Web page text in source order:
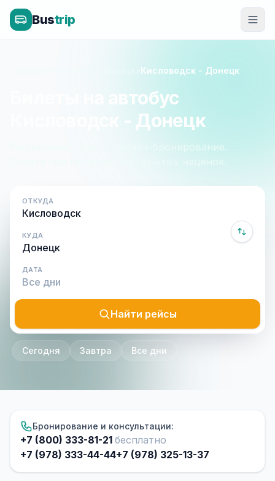
Bustrip
Кисловодск - Донецк
Билеты на автобус
Кисловодск - Донецк
Расписание, цены и онлайн-бронирование.
Оплата при посадке, без скрытых наценок.
ОТКУДА
КУДА
ДАТА
Найти рейсы
Сегодня Завтра Все дни
Бронирование и консультации:
+7 (800) 333-81-21 бесплатно
+7 (978) 333-44-44+7 (978) 325-13-37